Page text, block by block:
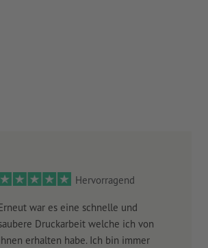
Hervorragend
war es eine schnelle und
Druckarbeit welche ich von
erhalten habe. Ich bin immer